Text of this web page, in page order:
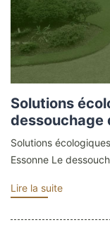
Solutions
dessouchage
Solutions
Essonne Le
Lire la suite